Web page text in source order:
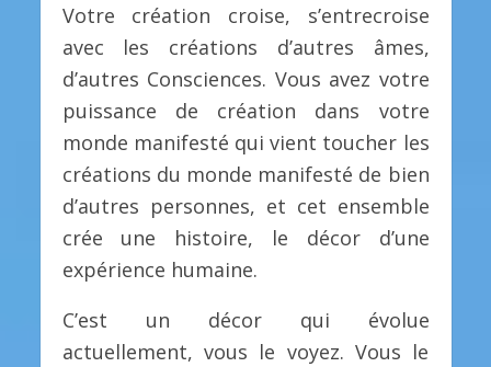
Votre création croise, s’entrecroise
avec les créations d’autres âmes,
d’autres Consciences. Vous avez votre
puissance de création dans votre
monde manifesté qui vient toucher les
créations du monde manifesté de bien
d’autres personnes, et cet ensemble
crée une histoire, le décor d’une
expérience humaine.
C’est un décor qui évolue
actuellement, vous le voyez. Vous le